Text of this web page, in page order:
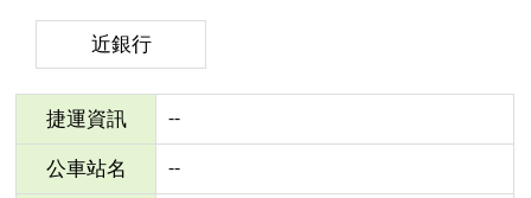
近銀行
捷運資訊 --
公車站名 --